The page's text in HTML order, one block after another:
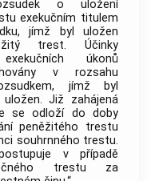
o uložení
exekučním titulem
jímž byl uložen
trest. Účinky
úkonů
v rozsahu
jímž byl
Již zahájená
se odloží do doby
peněžitého trestu
souhrnného trestu.
v případě
trestu za